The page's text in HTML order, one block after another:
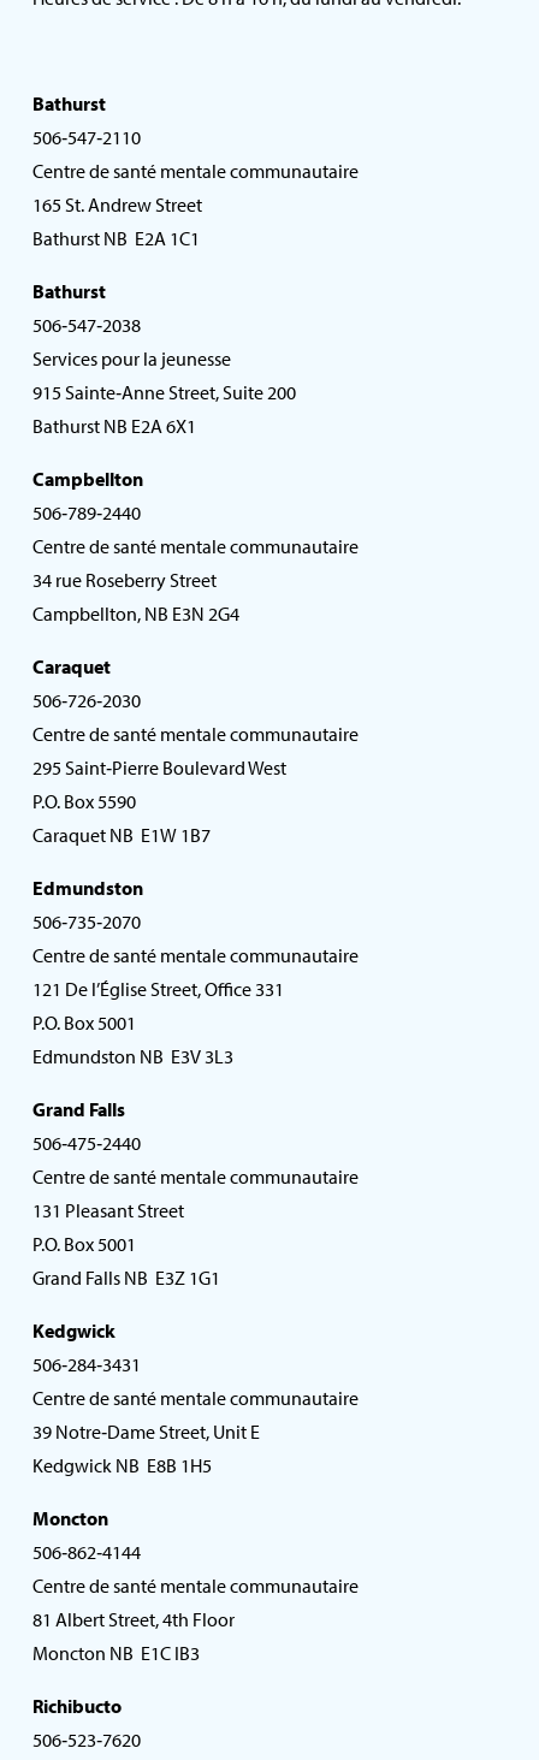
Bathurst
506‑547‑2110
Centre de santé mentale communautaire
165 St. Andrew Street
Bathurst NB E2A 1C1
Bathurst
506‑547‑2038
Services pour la jeunesse
915 Sainte‑Anne Street, Suite 200
Bathurst NB E2A 6X1
Campbellton
506‑789‑2440
Centre de santé mentale communautaire
34 rue Roseberry Street
Campbellton, NB E3N 2G4
Caraquet
506‑726‑2030
Centre de santé mentale communautaire
295 Saint‑Pierre Boulevard West
P.O. Box 5590
Caraquet NB E1W 1B7
Edmundston
506‑735‑2070
Centre de santé mentale communautaire
121 De l’Église Street, Office 331
P.O. Box 5001
Edmundston NB E3V 3L3
Grand Falls
506‑475‑2440
Centre de santé mentale communautaire
131 Pleasant Street
P.O. Box 5001
Grand Falls NB E3Z 1G1
Kedgwick
506‑284‑3431
Centre de santé mentale communautaire
39 Notre‑Dame Street, Unit E
Kedgwick NB E8B 1H5
Moncton
506‑862‑4144
Centre de santé mentale communautaire
81 Albert Street, 4th Floor
Moncton NB E1C IB3
Richibucto
506‑523‑7620